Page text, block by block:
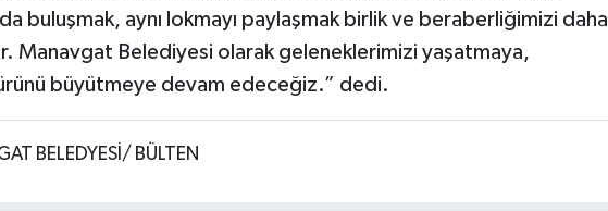
buluşmak, aynı lokmayı paylaşmak birlik ve beraberliğimizi daha
Manavgat Belediyesi olarak geleneklerimizi yaşatmaya,
büyütmeye devam edeceğiz.” dedi.
BELEDYESİ/ BÜLTEN